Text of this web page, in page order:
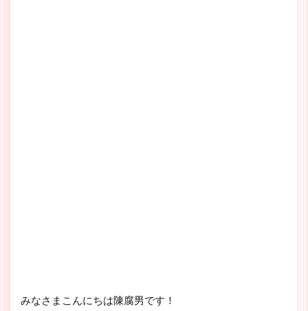
みなさまこんにちは陳腐男です！